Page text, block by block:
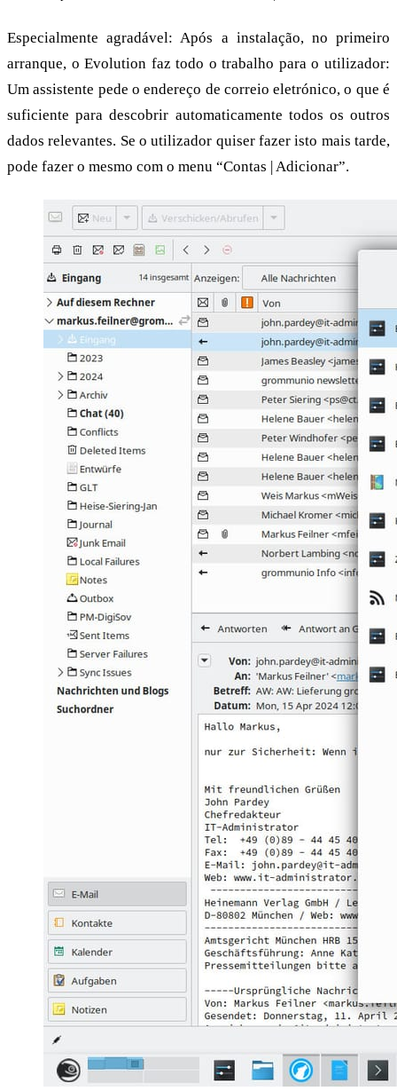
Especialmente agradável: Após a instalação, no primeiro
arranque, o Evolution faz todo o trabalho para o utilizador:
Um assistente pede o endereço de correio eletrónico, o que é
suficiente para descobrir automaticamente todos os outros
dados relevantes. Se o utilizador quiser fazer isto mais tarde,
pode fazer o mesmo com o menu “Contas | Adicionar”.